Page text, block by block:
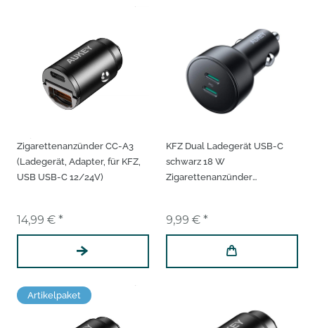
Zigarettenanzünder CC-A3
(Ladegerät, Adapter, für KFZ,
USB USB-C 12/24V)
14,99 € *
KFZ Dual Ladegerät USB-C
schwarz 18 W
Zigarettenanzünder
9,99 € *
Artikelpaket